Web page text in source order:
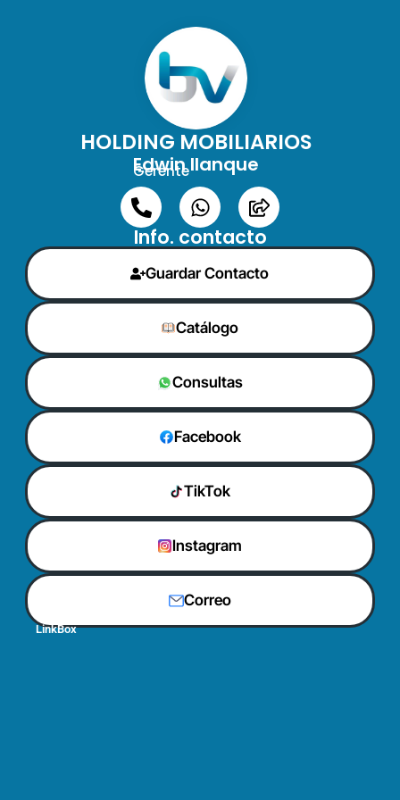
HOLDING MOBILIARIOS
Edwin llanque
Gerente
Info. contacto
Guardar Contacto
Catálogo
Consultas
Facebook
TikTok
Instagram
Correo
LinkBox